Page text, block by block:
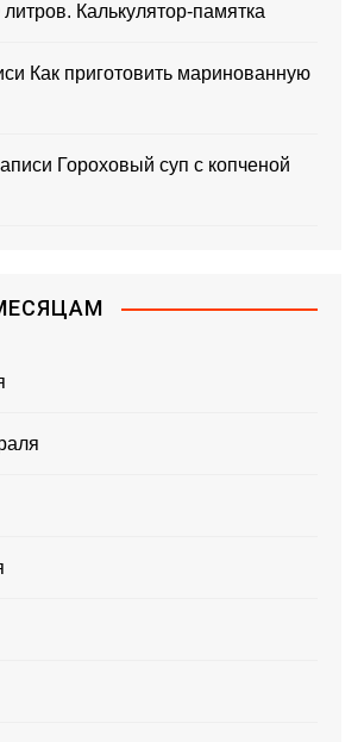
Калькулятор-памятка
Как приготовить маринованную
Гороховый суп с копченой